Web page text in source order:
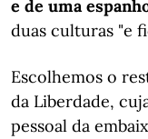
e de uma
duas culturas "e
Escolhemos o
da Liberdade,
pessoal da